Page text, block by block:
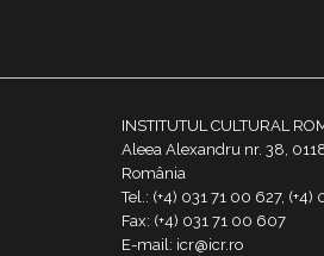
INSTITUTUL CULTURAL
Aleea Alexandru nr. 38,
România
Tel.: (+4) 031 71 00 627,
Fax: (+4) 031 71 00 607
E-mail: icr@icr.ro